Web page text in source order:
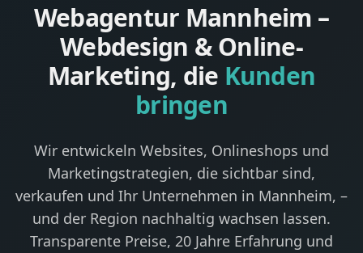
Webagentur Mannheim –
Webdesign & Online-
Marketing, die Kunden
bringen
Wir entwickeln Websites, Onlineshops und
Marketingstrategien, die sichtbar sind,
verkaufen und Ihr Unternehmen in Mannheim, –
und der Region nachhaltig wachsen lassen.
Transparente Preise, 20 Jahre Erfahrung und